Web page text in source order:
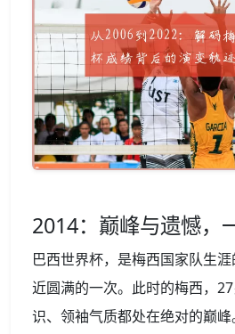
2014：巅峰与遗憾，
巴西世界杯，是梅西国家队生
近圆满的一次。此时的梅西，
识、领袖气质都处在绝对的巅